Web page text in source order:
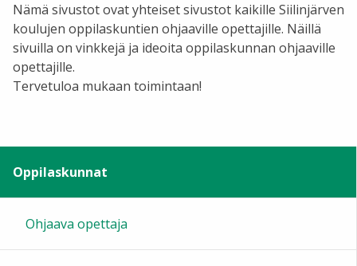
Nämä sivustot ovat yhteiset sivustot kaikille Siilinjärven
koulujen oppilaskuntien ohjaaville opettajille. Näillä
sivuilla on vinkkejä ja ideoita oppilaskunnan ohjaaville
opettajille.
Tervetuloa mukaan toimintaan!
Oppilaskunnat
Ohjaava opettaja